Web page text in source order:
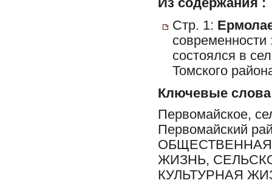
Из содержания :
Стр. 1:
состоялся в
Томского
Ключевые слова
Первомайское,
Первомайский
ЖИЗНЬ,
КУЛЬТУРНАЯ